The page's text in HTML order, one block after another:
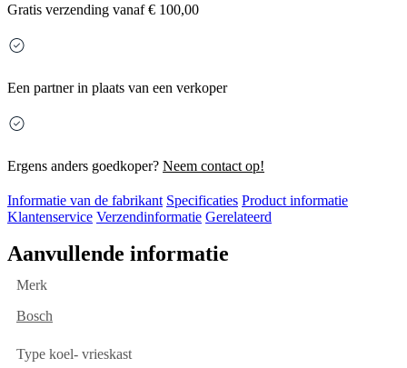
Gratis verzending vanaf € 100,00
Een partner in plaats van een verkoper
Ergens anders goedkoper? Neem contact op!
Informatie van de fabrikant Specificaties Product informatie
Klantenservice Verzendinformatie Gerelateerd
Aanvullende informatie
Merk
Bosch
Type koel- vrieskast